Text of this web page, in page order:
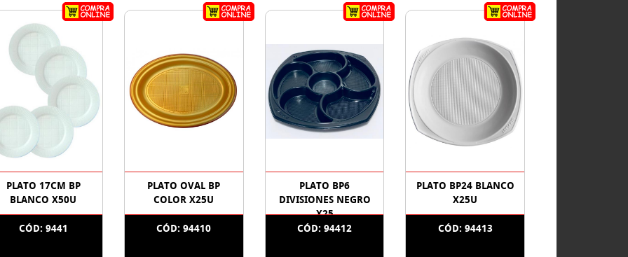
PLATO 17CM BP
BLANCO X50U
CÓD: 9441
PLATO OVAL BP
COLOR X25U
CÓD: 94410
PLATO BP6
DIVISIONES NEGRO
X25
CÓD: 94412
PLATO BP24 BLANCO
X25U
CÓD: 94413